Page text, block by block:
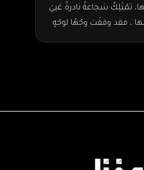
تمْتَلِكُ شجاعةً نادرةً عَييَ
، فقد وقفَت وجْهًا لوجْهٍ